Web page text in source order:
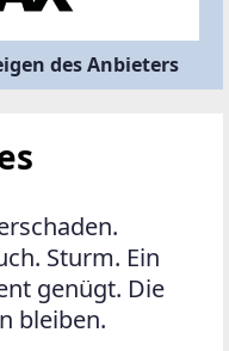
des Anbieters
Sturm. Ein
genügt. Die
bleiben.